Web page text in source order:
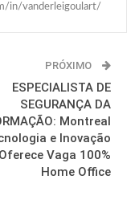
in/vanderleigoulart/
PRÓXIMO
ESPECIALISTA DE
SEGURANÇA DA
Montreal
e Inovação
Oferece Vaga 100%
Home Office